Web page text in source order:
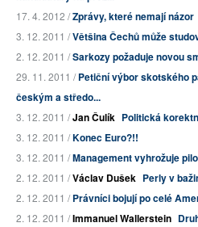
17. 4. 2012 /Zprávy, které nemají názor
3. 12. 2011 /Většina Čechů může
2. 12. 2011 /Sarkozy požaduje novou
29. 11. 2011 /Petiční výbor skotského
českým a středo...
3. 12. 2011 /Jan Čulík Politická
3. 12. 2011 /Konec Euro?!!
3. 12. 2011 /Management vyhrožuje
2. 12. 2011 /Václav Dušek Perly v
2. 12. 2011 /Právníci bojují po celé
2. 12. 2011 /Immanuel Wallerstein